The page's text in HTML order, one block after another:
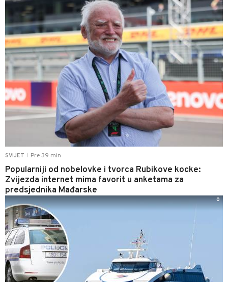
SVIJET Pre 39 min
Popularniji od nobelovke i tvorca Rubikove kocke:
Zvijezda internet mima favorit u anketama za
predsjednika Mađarske
0